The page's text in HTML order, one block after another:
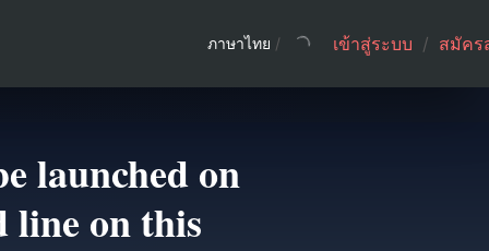
ภาษาไทย / เข้าสู่ระบบ / สมัคร
launched on
line on this